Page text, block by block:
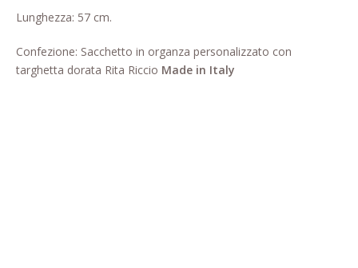
Shop
Lunghezza: 57 cm.
Confezione: Sacchetto in organza personalizzato con
targhetta dorata Rita Riccio Made in Italy